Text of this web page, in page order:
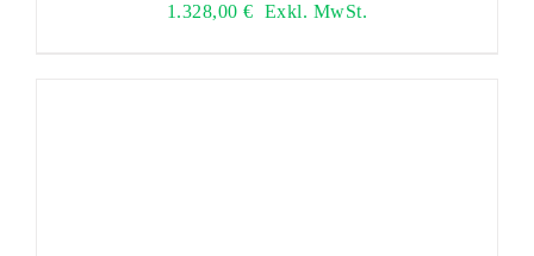
1.328,00€ Exkl. MwSt.